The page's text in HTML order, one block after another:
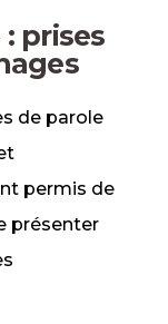
prises
de parole
permis de
présenter